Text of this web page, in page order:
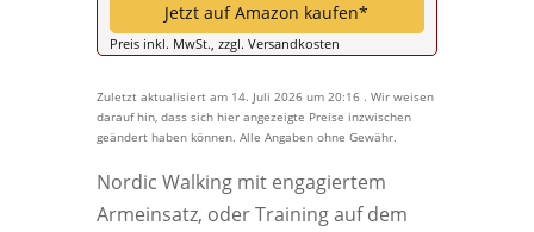
Jetzt auf Amazon kaufen*
Preis inkl. MwSt., zzgl. Versandkosten
Zuletzt aktualisiert am 14. Juli 2026 um 20:16 . Wir weisen
darauf hin, dass sich hier angezeigte Preise inzwischen
geändert haben können. Alle Angaben ohne Gewähr.
Nordic Walking mit engagiertem
Armeinsatz, oder Training auf dem